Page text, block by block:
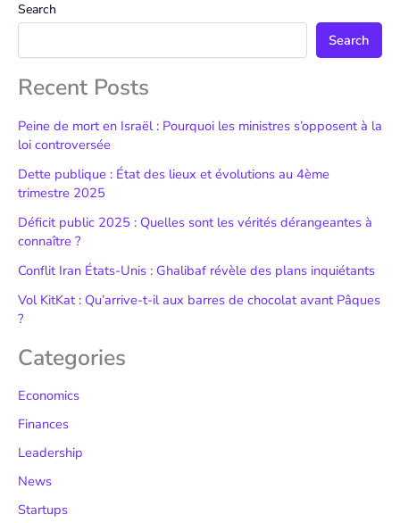
Search
Search
Recent Posts
Peine de mort en Israël : Pourquoi les ministres s’opposent à la
loi controversée
Dette publique : État des lieux et évolutions au 4ème
trimestre 2025
Déficit public 2025 : Quelles sont les vérités dérangeantes à
connaître ?
Conflit Iran États-Unis : Ghalibaf révèle des plans inquiétants
Vol KitKat : Qu’arrive-t-il aux barres de chocolat avant Pâques
?
Categories
Economics
Finances
Leadership
News
Startups